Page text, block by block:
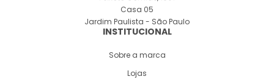
Casa 05
Jardim Paulista - São Paulo
INSTITUCIONAL
Sobre a marca
Lojas